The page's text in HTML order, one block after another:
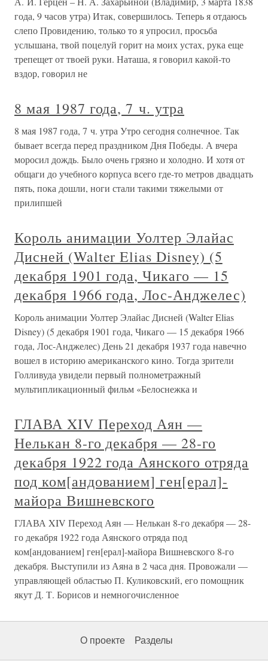
года, 9 часов утра) Итак, совершилось. Теперь я отдаюсь
слепо Провидению, только то я упросил, просьба
услышана, твой поцелуй горит на моих устах, рука еще
трепещет от твоей руки. Наташа, я говорил какой-то
вздор, говорил не
8 мая 1987 года, 7 ч. утра
8 мая 1987 года, 7 ч. утра Утро сегодня солнечное. Так
бывает всегда перед праздником Дня Победы. А вчера
моросил дождь. Было очень грязно и холодно. И хотя от
общаги до учебного корпуса всего где-то метров двадцать
пять, пока дошли, ноги стали такими тяжелыми от
прилипшей
Король анимации Уолтер Элайас
Дисней (Walter Elias Disney) (5
декабря 1901 года, Чикаго — 15
декабря 1966 года, Лос-Анджелес)
Король анимации Уолтер Элайас Дисней (Walter Elias
Disney) (5 декабря 1901 года, Чикаго — 15 декабря 1966
года, Лос-Анджелес) День 21 декабря 1937 года навечно
вошел в историю американского кино. Тогда зрители
Голливуда увидели первый полнометражный
мультипликационный фильм «Белоснежка и
ГЛАВА XIV Переход Аян —
Нелькан 8-го декабря — 28-го
декабря 1922 года Аянского отряда
под ком[андованием] ген[ерал]-
майора Вишневского
ГЛАВА XIV Переход Аян — Нелькан 8-го декабря — 28-
го декабря 1922 года Аянского отряда под
ком[андованием] ген[ерал]-майора Вишневского 8-го
декабря. Выступили из Аяна в 2 часа дня. Провожали —
управляющей областью П. Куликовский, его помощник
якут Д. Т. Борисов и немногочисленное
О проекте Разделы